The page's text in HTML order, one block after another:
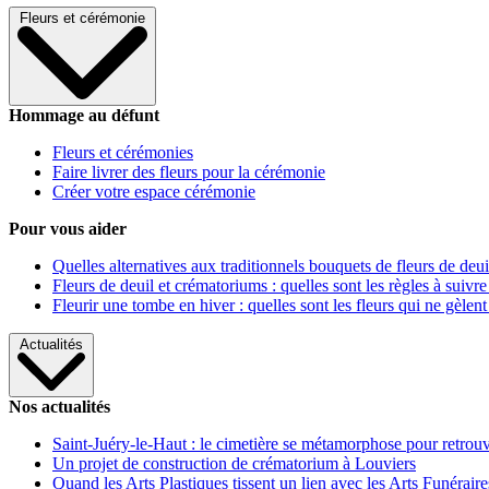
Fleurs et cérémonie
Hommage au défunt
Fleurs et cérémonies
Faire livrer des fleurs pour la cérémonie
Créer votre espace cérémonie
Pour vous aider
Quelles alternatives aux traditionnels bouquets de fleurs de
Fleurs de deuil et crématoriums : quelles sont les règles à
Fleurir une tombe en hiver : quelles sont les fleurs qui ne gèlent
Actualités
Nos actualités
Saint-Juéry-le-Haut : le cimetière se métamorphose pour
Un projet de construction de crématorium à Louviers
Quand les Arts Plastiques tissent un lien avec les Arts